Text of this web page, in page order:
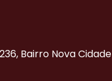
Bairro Nova Cidade